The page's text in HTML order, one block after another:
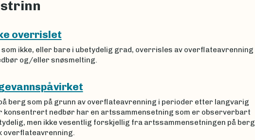
overrislet
som ikke, eller bare i ubetydelig grad, overrisles av overflateavrenning
og/eller snøsmelting.
berg som på grunn av overflateavrenning i perioder etter langvarig
konsentrert nedbør har en artssammensetning som er observerbart
men ikke vesentlig forskjellig fra artssammensetningen på berg
overflateavrenning.